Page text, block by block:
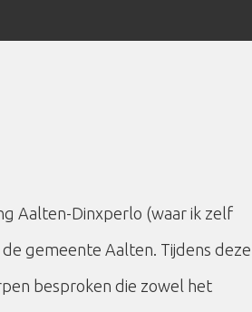
Aalten-Dinxperlo (waar ik zelf
gemeente Aalten. Tijdens deze
besproken die zowel het